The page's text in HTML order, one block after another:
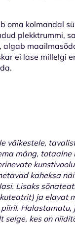
oma kolmandal
plekktrummi,
ei lase millelgi
väikestele,
mäng,
kaheksa
Lisaks
ja elavat
selge, kes on